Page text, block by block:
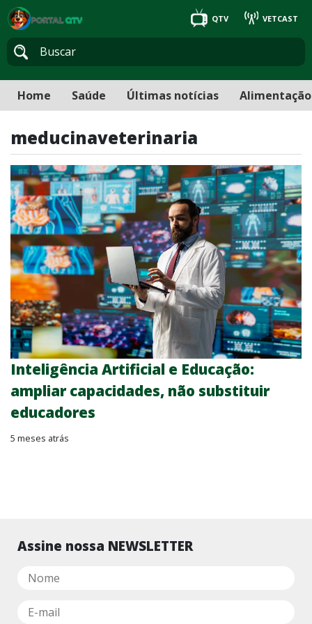
QTV VETCAST
Home Saúde Últimas notícias Alimentação
meducinaveterinaria
Inteligência Artificial e Educação:
ampliar capacidades, não substituir
educadores
5 meses atrás
Assine nossa NEWSLETTER